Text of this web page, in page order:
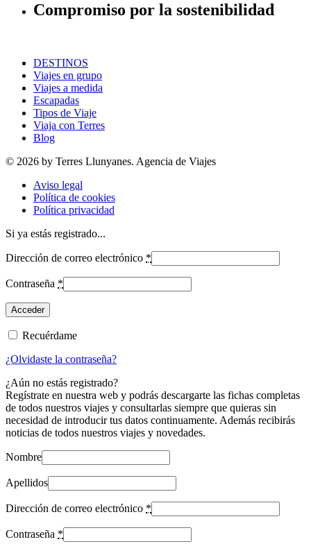
Compromiso por la sostenibilidad
DESTINOS
Viajes en grupo
Viajes a medida
Escapadas
Tipos de Viaje
Viaja con Terres
Blog
© 2026 by Terres Llunyanes. Agencia de Viajes
Aviso legal
Política de cookies
Política privacidad
Si ya estás registrado...
Dirección de correo electrónico *
Contraseña *
Recuérdame
¿Olvidaste la contraseña?
¿Aún no estás registrado?
Regístrate en nuestra web y podrás descargarte las fichas completas
de todos nuestros viajes y consultarlas siempre que quieras sin
necesidad de introducir tus datos continuamente. Además recibirás
noticias de todos nuestros viajes y novedades.
Nombre
Apellidos
Dirección de correo electrónico *
Contraseña *